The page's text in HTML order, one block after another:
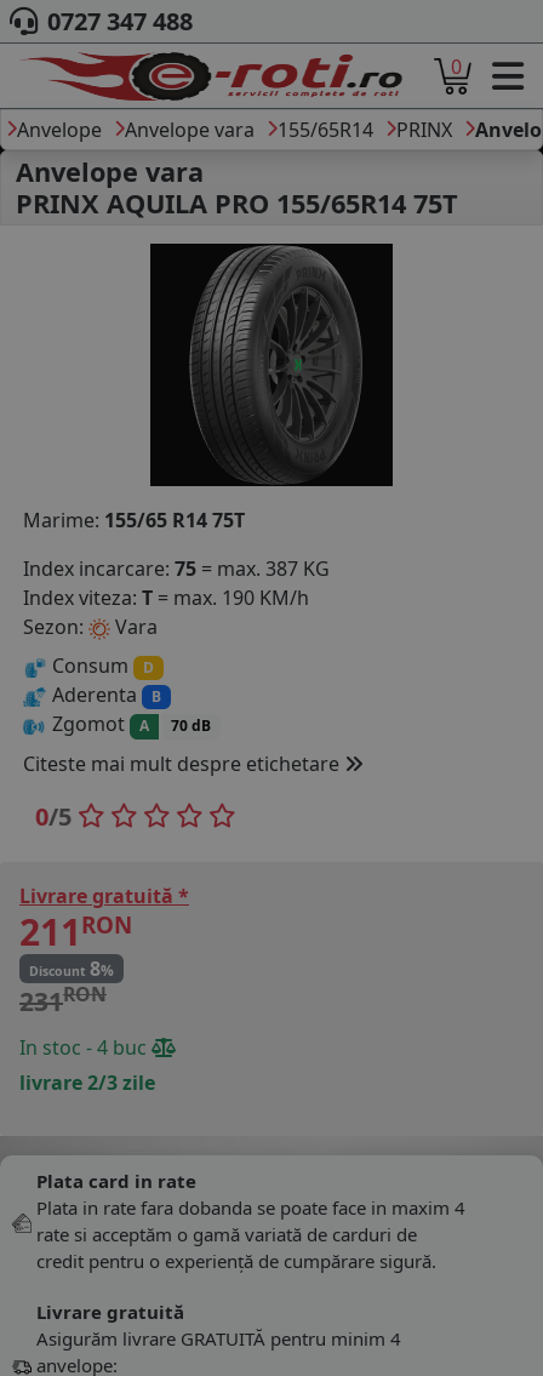
ACASA
DESPRE NOI
ANVELOPE
AUTO
CAMION
MOTO
AGROINDUSTRIALE
CAUTARE DUPA
DIMENSIUNI
PRODUCATORI ANVELOPE
MARCA AUTO
BLOG
B2B - COLABORARE COMPANII
COS ( 0 PRODUSE)
0727 347 488
0
Anvelope Anvelope vara 155/65R14 PRINX
Anvelope vara
PRINX AQUILA PRO 155/65R14 75T
Marime: 155/65 R14 75T
Index incarcare: 75 = max. 387 KG
Index viteza: T = max. 190 KM/h
Sezon:
Vara
Consum
D
Aderenta B
Zgomot A 70 dB
Citeste mai mult despre etichetare
0/5
Livrare gratuită *
211 RON
Discount 8%
231RON
In stoc - 4 buc
livrare 2/3 zile
Plata card in rate
Plata in rate fara dobanda se poate face in maxim 4
rate si acceptăm o gamă variată de carduri de
credit pentru o experiență de cumpărare sigură.
Livrare gratuită
Asigurăm livrare GRATUITĂ pentru minim 4
anvelope: